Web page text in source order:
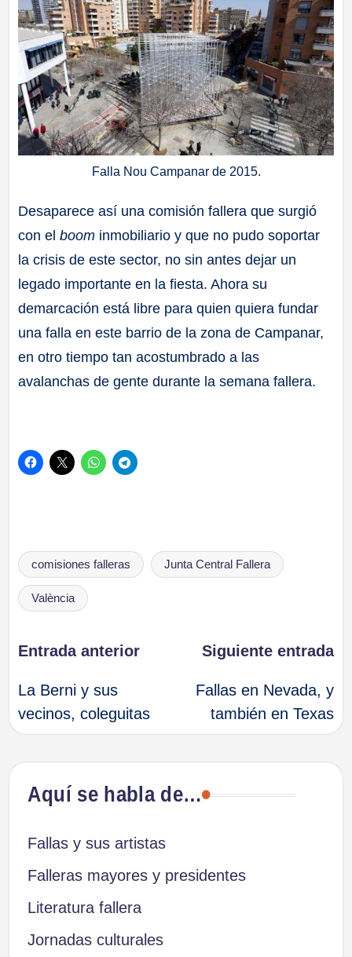
Falla Nou Campanar de 2015.
Desaparece así una comisión fallera que surgió
con elboom inmobiliario y que no pudo soportar
la crisis de este sector, no sin antes dejar un
legado importante en la fiesta. Ahora su
demarcación está libre para quien quiera fundar
una falla en este barrio de la zona de Campanar,
en otro tiempo tan acostumbrado a las
avalanchas de gente durante la semana fallera.
Etiquetas:
comisiones falleras Junta Central Fallera
València
Navegación
de
Entrada anterior
La Berni y sus
vecinos, coleguitas
Siguiente entrada
Fallas en Nevada, y
también en Texas
Aquí se habla de…
Fallas y sus artistas
Falleras mayores y presidentes
Literatura fallera
Jornadas culturales